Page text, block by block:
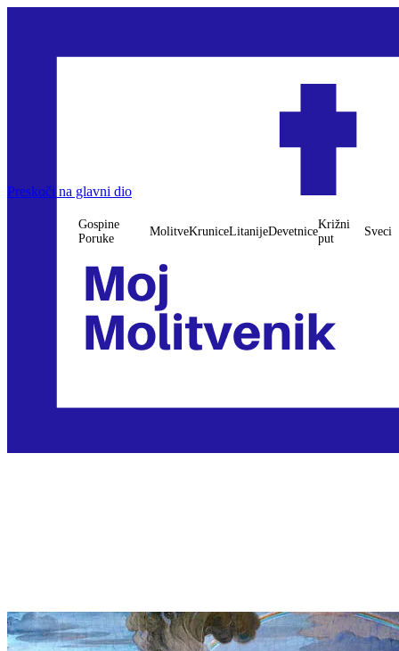
Preskoči na glavni dio
Gospine
Poruke
MolitveKruniceLitanijeDevetnice
Križni
put
Sveci